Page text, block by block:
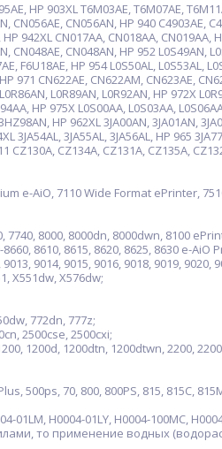
HP 903XL T6M03AE, T6M07AE,
CN056AE, CN056AN, HP 940 C4903AE,
942XL CN017AA, CN018AA, CN019AA,
CN048AE, CN048AN, HP 952 L0S49AN,
F6U18AE, HP 954 L0S50AL, L0S53AL,
971 CN622AE, CN622AM, CN623AE,
L0R89AN, L0R92AN, HP 972X
HP 975X L0S00AA, L0S03AA,
HP 962XL 3JA00AN, 3JA01AN,
3JA54AL, 3JA55AL, 3JA56AL, HP 965
CZ130A, CZ134A, CZ131A, CZ135A,
e-AiO, 7110 Wide Format ePrinter,
8000, 8000dn, 8000dwn, 8100
8610, 8615, 8620, 8625, 8630 e-AiO
9014, 9015, 9016, 9018, 9019, 9020,
X551dw, X576dw;
772dn, 777z;
2500cse, 2500cxi;
1200d, 1200dtn, 1200dtwn, 2200,
500ps, 70, 800, 800PS, 815, 815C,
H0004-01LY, H0004-100MC,
то применение водных